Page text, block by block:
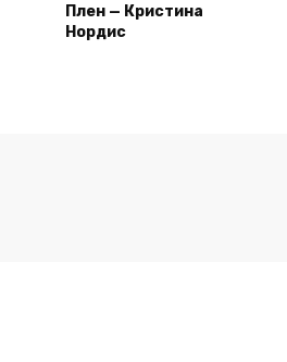
Плен — Кристина
Нордис